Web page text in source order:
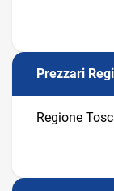
Prezzari
Regione